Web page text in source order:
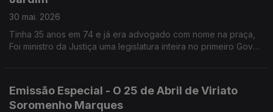
30 mai. 2026
Tinha 35 anos em 74 e já era advogado com nome na praça,
Foi ministro da Justiça uma legislatura inteira no primeiro Gov
Emissão Especial - O 25 de Abril de Viriato
Soromenho Marques